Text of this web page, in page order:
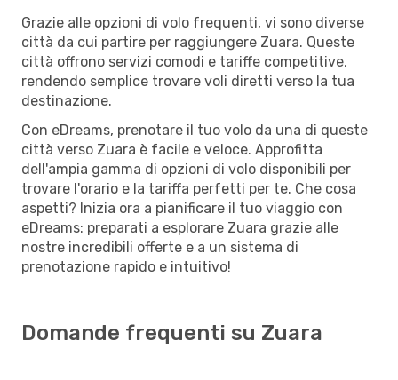
Grazie alle opzioni di volo frequenti, vi sono diverse
città da cui partire per raggiungere Zuara. Queste
città offrono servizi comodi e tariffe competitive,
rendendo semplice trovare voli diretti verso la tua
destinazione.
Con eDreams, prenotare il tuo volo da una di queste
città verso Zuara è facile e veloce. Approfitta
dell'ampia gamma di opzioni di volo disponibili per
trovare l'orario e la tariffa perfetti per te. Che cosa
aspetti? Inizia ora a pianificare il tuo viaggio con
eDreams: preparati a esplorare Zuara grazie alle
nostre incredibili offerte e a un sistema di
prenotazione rapido e intuitivo!
Domande frequenti su Zuara